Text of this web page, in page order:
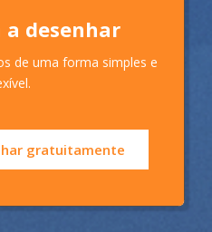
a desenhar
de uma forma simples e
gratuitamente